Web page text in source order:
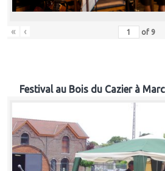
« ‹ of 9
Festival au Bois du Cazier à